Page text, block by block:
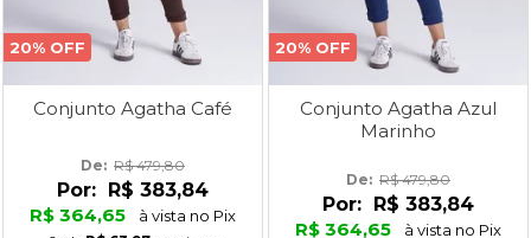
20% OFF
Conjunto Agatha Café
De: R$ 479,80
Por:
R$ 383,84
R$ 364,65
à vista no Pix
20% OFF
Conjunto Agatha Azul
Marinho
De: R$ 479,80
Por:
R$ 383,84
R$ 364,65
à vista no Pix